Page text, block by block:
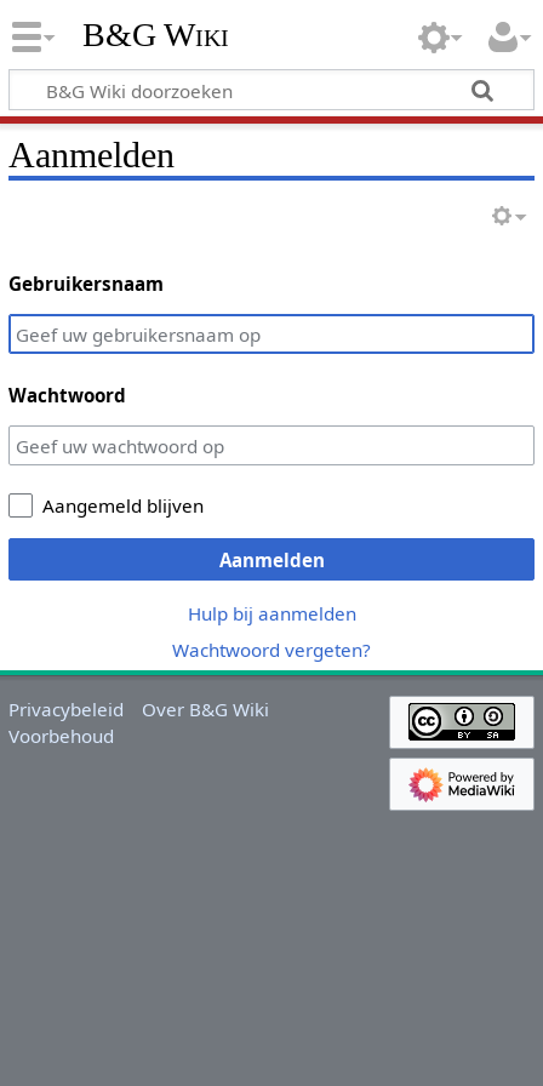
B&G Wiki
Aanmelden
Gebruikersnaam
Wachtwoord
Aangemeld blijven
Aanmelden
Hulp bij aanmelden
Wachtwoord vergeten?
Privacybeleid
Over B&G Wiki
Voorbehoud